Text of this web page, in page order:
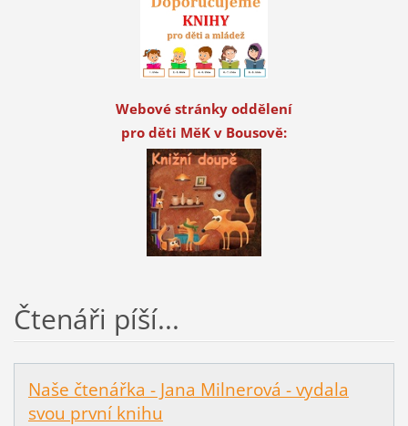
Webové stránky oddělení
pro děti MěK v Bousově:
Čtenáři píší...
Naše čtenářka - Jana Milnerová - vydala
svou první knihu